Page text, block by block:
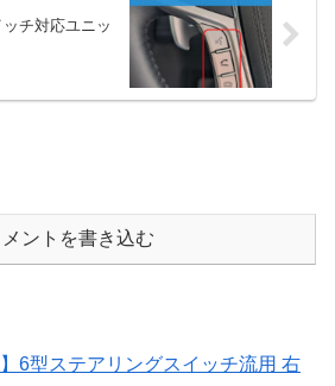
チ対応ユニッ
メントを書き込む
6型ステアリングスイッチ流用 右